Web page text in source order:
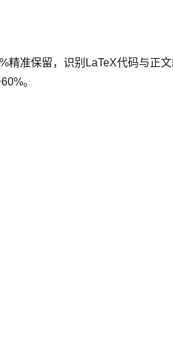
准保留，识别LaTeX代码与正
。